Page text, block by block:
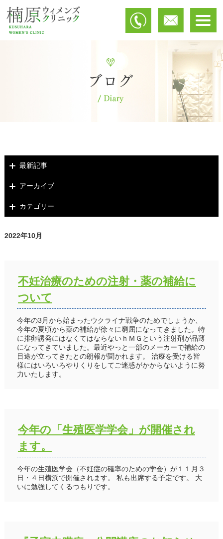
最新記事
アーカイブ
カテゴリー
2022年10月
不妊治療のための注射・薬の補給に
ついて
今年の3月から始まったウクライナ戦争のためでしょうか、
今年の夏頃から薬の補給が徐々に窮屈になってきました。特
に排卵誘発にはなくてはならないｈＭＧという注射剤が品薄
になってきていました。最近やっと一部のメーカーで補給の
目途が立ってきたとの朗報が聞かれます。 治療を受ける皆
様にはいろいろやりくりをしてご迷惑がかからないように努
力いたします。
今年の「生殖医学学会」が開催され
ます。
今年の生殖医学会（不妊症の確率のための学会）が１１月３
日・４日横浜で開催されます。 私も出席する予定です。 大
いに勉強してくるつもりです。